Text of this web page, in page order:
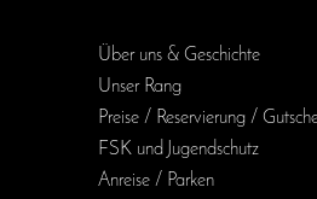
Über uns & Geschichte
Unser Rang
Preise / Reservierung /
FSK und Jugendschutz
Anreise / Parken